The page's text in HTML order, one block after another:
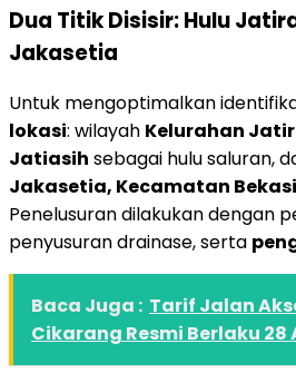
Dua Titik Disisir: Hulu
Jakasetia
Untuk mengoptimalkan
lokasi: wilayah Kelurahan
Jatiasih sebagai hulu saluran,
Jakasetia, Kecamatan
Penelusuran dilakukan dengan
penyusuran drainase, serta
Baca Juga : Tarif Jalan
Cikarang Resmi Berlaku 28